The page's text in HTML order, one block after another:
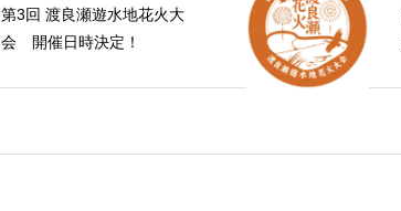
第3回 渡良瀬遊水地花火大
会 開催日時決定！